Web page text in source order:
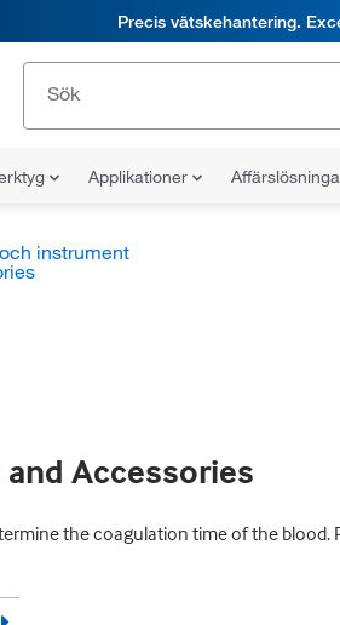
Precis vätskehantering.
Applikationer
instrument
Accessories
the coagulation time of the